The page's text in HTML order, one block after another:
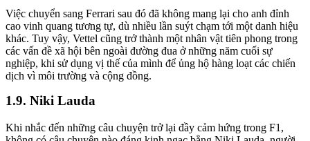
Việc chuyển sang Ferrari sau đó đã không mang lại cho anh đỉnh
cao vinh quang tương tự, dù nhiều lần suýt chạm tới một danh hiệu
khác. Tuy vậy, Vettel cũng trở thành một nhân vật tiên phong trong
các vấn đề xã hội bên ngoài đường đua ở những năm cuối sự
nghiệp, khi sử dụng vị thế của mình để ủng hộ hàng loạt các chiến
dịch vì môi trường và cộng đồng.
Niki Lauda
Khi nhắc đến những câu chuyện trở lại đầy cảm hứng trong F1,